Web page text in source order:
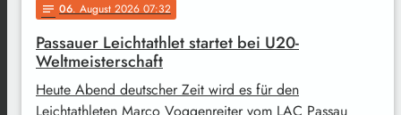
notes 06. August 2026 07:32
Passauer Leichtathlet startet bei U20-
Weltmeisterschaft
Heute Abend deutscher Zeit wird es für den